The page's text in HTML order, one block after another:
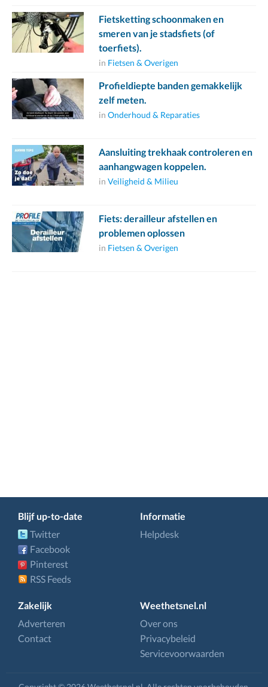
Fietsketting schoonmaken en
smeren van je stadsfiets (of
toerfiets).
in Fietsen & Overigen
Profieldiepte banden gemakkelijk
zelf meten.
in Onderhoud & Reparaties
Aansluiting trekhaak controleren en
aanhangwagen koppelen.
in Veiligheid & Milieu
Fiets: derailleur afstellen en
problemen oplossen
in Fietsen & Overigen
Blijf up-to-date
Twitter
Facebook
Pinterest
RSS Feeds
Informatie
Helpdesk
Zakelijk
Adverteren
Contact
Weethetsnel.nl
Over ons
Privacybeleid
Servicevoorwaarden